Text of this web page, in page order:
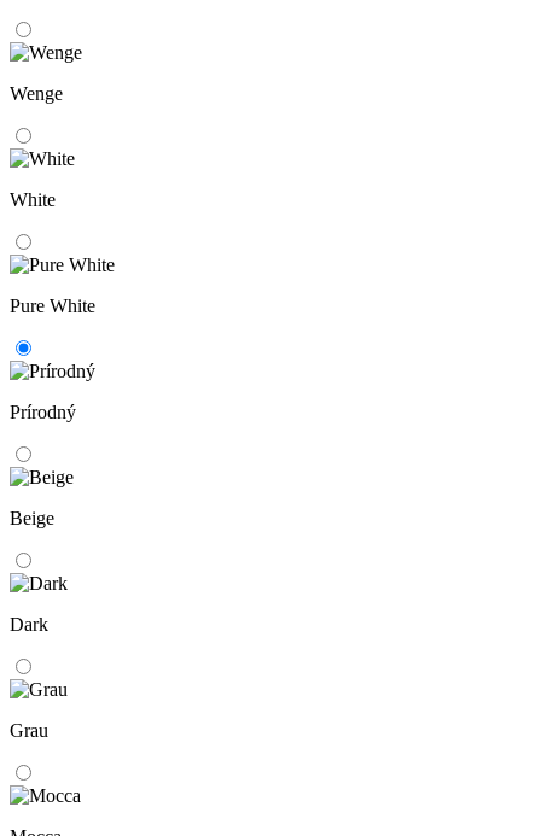
Wenge
White
Pure White
Prírodný
Beige
Dark
Grau